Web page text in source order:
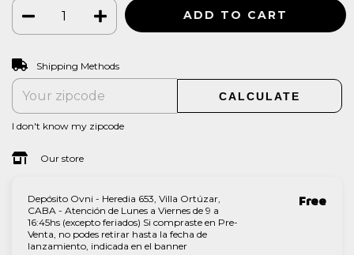
Shipping for zipcode:
Shipping Methods
CALCULATE
I don't know my zipcode
Our store
Depósito Ovni - Heredia 653, Villa Ortúzar,
CABA - Atención de Lunes a Viernes de 9 a
16:45hs (excepto feriados) Si compraste en Pre-
Venta, no podes retirar hasta la fecha de
lanzamiento, indicada en el banner
Free